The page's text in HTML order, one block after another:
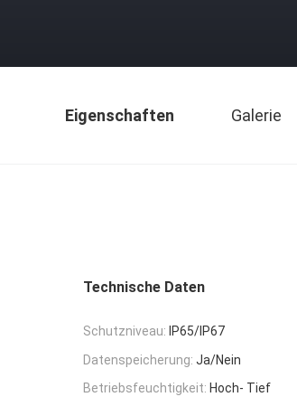
Eigenschaften Galerie
Technische Daten
Schutzniveau: IP65/IP67
Datenspeicherung: Ja/Nein
Betriebsfeuchtigkeit: Hoch- Tief